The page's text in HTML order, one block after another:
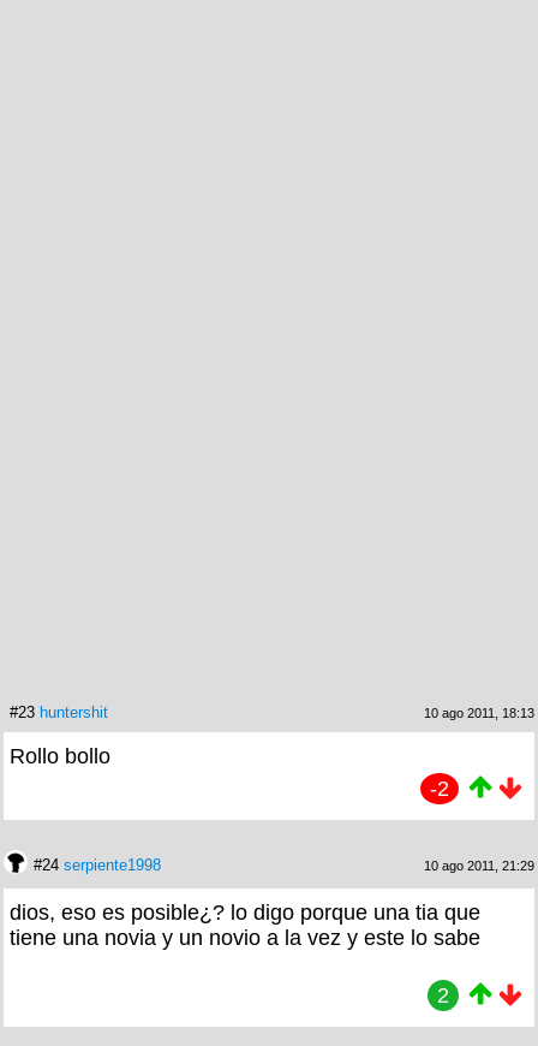
#23 huntershit 10 ago 2011, 18:13
Rollo bollo
-2
#24 serpiente1998 10 ago 2011, 21:29
dios, eso es posible¿? lo digo porque una tia que
tiene una novia y un novio a la vez y este lo sabe
2